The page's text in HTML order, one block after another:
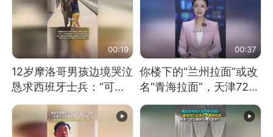
00:19
12岁摩洛哥男孩边境哭泣
恳求西班牙士兵：“可不
可以不要把我遣返回国”
00:37
你楼下的“兰州拉面”或改
名“青海拉面”，天津72家
面馆已集体更换招牌